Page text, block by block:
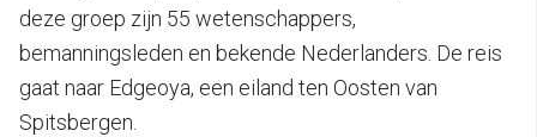
deze groep zijn 55 wetenschappers,
bemanningsleden en bekende Nederlanders. De reis
gaat naar Edgeoya, een eiland ten Oosten van
Spitsbergen.